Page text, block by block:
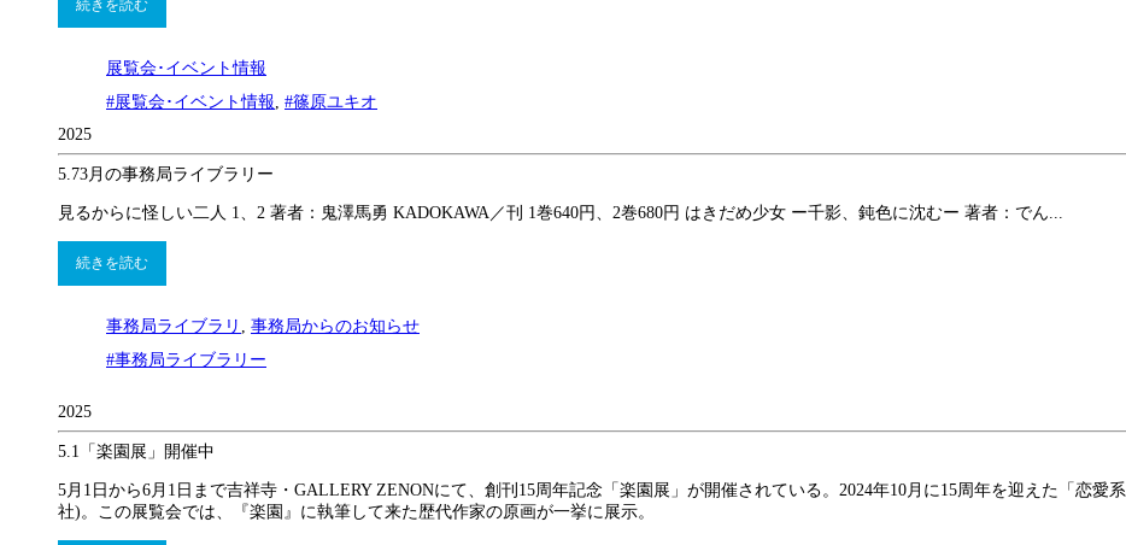
続きを読む
展覧会･イベント情報
#展覧会･イベント情報 #篠原ユキオ
2025
5.73月の事務局ライブラリー
見るからに怪しい二人 1、2 著者：鬼澤馬勇 KADOKAWA／刊 1巻640円、2巻680円 はきだめ少女 ー千影、鈍色に沈むー 著者：でん...
続きを読む
事務局ライブラリ
事務局からのお知らせ
#事務局ライブラリー
2025
5.1 ​「楽園展」開催中
5月1日から6月1日まで吉祥寺・GALLERY ZENONにて、創刊15周年記念「楽園展」が開催されている。2024年10月に15周年を迎えた「恋愛
社)。この展覧会では、『楽園』に執筆して来た歴代作家の原画が一挙に展示。